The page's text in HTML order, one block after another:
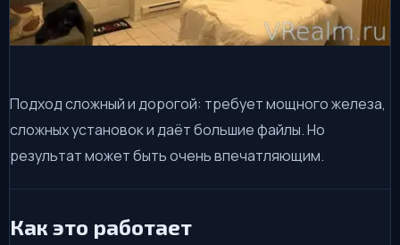
Подход сложный и дорогой: требует мощного железа,
сложных установок и даёт большие файлы. Но
результат может быть очень впечатляющим.
Как это работает